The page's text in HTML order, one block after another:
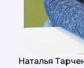
Наталья